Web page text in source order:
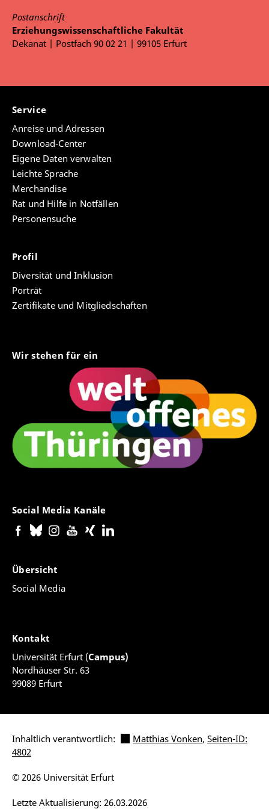
Berufspädagogik/Berufsbildungsforschung der
Universität Duisburg (Prof. Kutscha)
1993-1998Studium der Philosophie, Mathematik
Postanschrift
Erziehungswissenschaftliche Fakultät
Dekanat | Postfach 90 02 21 | 99105 Erfurt
Service
Anreise und Adressen
Download-Center
Eigene Daten verwalten
Leichte Sprache
Merchandise
Rat und Hilfe in Notfällen
Personensuche
Profil
Diversität und Inklusion
Porträt
Zertifikate und Mitgliedschaften
Wir stehen für ein
Social Media Kanäle
Übersicht
Social Media
Kontakt
Universität Erfurt (Campus)
Nordhäuser Str. 63
99089 Erfurt
Inhaltlich verantwortlich: Matthias Vonken, Seiten-ID:
4802
Letzte Aktualisierung: 26.03.2026
© 2026 Universität Erfurt